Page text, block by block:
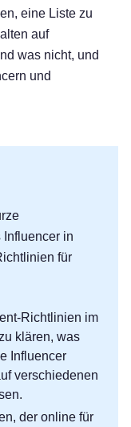
eine Liste zu
auf
was nicht, und
und
in
für
Richtlinien im
klären, was
Influencer
verschiedenen
der online für